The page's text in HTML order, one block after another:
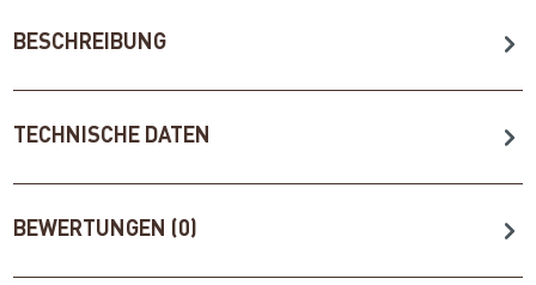
BESCHREIBUNG
TECHNISCHE DATEN
BEWERTUNGEN (0)